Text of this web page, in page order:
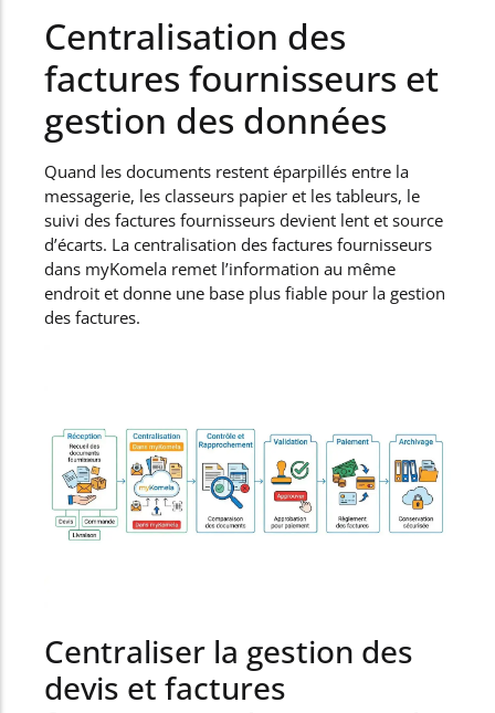
Centralisation des
factures fournisseurs et
gestion des données
Quand les documents restent éparpillés entre la
messagerie, les classeurs papier et les tableurs, le
suivi des factures fournisseurs devient lent et source
d’écarts. La centralisation des factures fournisseurs
dans myKomela remet l’information au même
endroit et donne une base plus fiable pour la gestion
des factures.
Centraliser la gestion des
devis et factures